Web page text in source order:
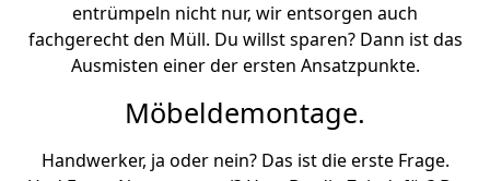
entrümpeln nicht nur, wir entsorgen auch
fachgerecht den Müll. Du willst sparen? Dann ist das
Ausmisten einer der ersten Ansatzpunkte.
Möbeldemontage.
Handwerker, ja oder nein? Das ist die erste Frage.